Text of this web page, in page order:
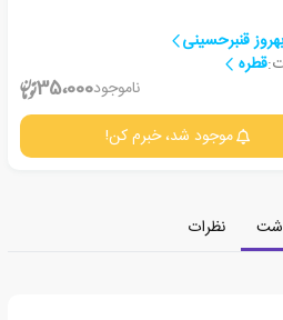
بهروز قنبرحسینی
قطره
ناموجود35،000
موجود شد، خبرم کن!
نظرات